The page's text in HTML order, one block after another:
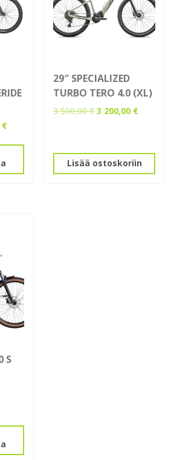
€Nykyinen
on:
700,00 €.
29″ SPECIALIZED
TURBO TERO 4.0 (XL)
3 500,00€Alkuperäinen
500,00 €.
3 200,00 €Nykyinen
Lisää ostoskoriin
S